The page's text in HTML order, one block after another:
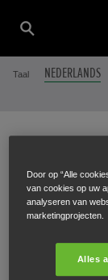
Taal NEDERLANDS
Door op “Alle
van cookies op uw
analyseren van
marketingprojecten.
Alles